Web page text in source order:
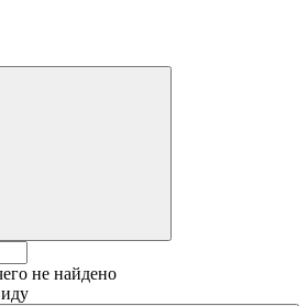
не найдено